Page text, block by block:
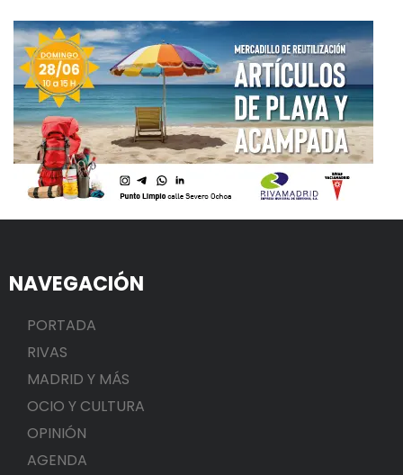
NAVEGACIÓN
PORTADA
RIVAS
MADRID Y MÁS
OCIO Y CULTURA
OPINIÓN
AGENDA